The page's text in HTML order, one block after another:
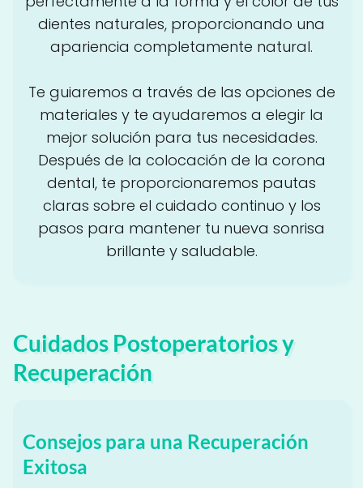
dientes naturales, proporcionando una
apariencia completamente natural.
Te guiaremos a través de las opciones de
materiales y te ayudaremos a elegir la
mejor solución para tus necesidades.
Después de la colocación de la corona
dental, te proporcionaremos pautas
claras sobre el cuidado continuo y los
pasos para mantener tu nueva sonrisa
brillante y saludable.
Cuidados Postoperatorios y
Recuperación
Consejos para una Recuperación
Exitosa